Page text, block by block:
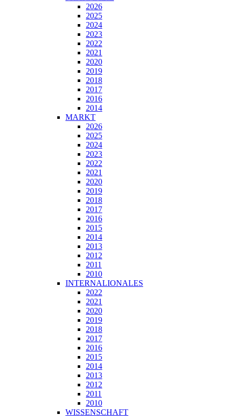
2026
2025
2024
2023
2022
2021
2020
2019
2018
2017
2016
2014
MARKT
2026
2025
2024
2023
2022
2021
2020
2019
2018
2017
2016
2015
2014
2013
2012
2011
2010
INTERNALIONALES
2022
2021
2020
2019
2018
2017
2016
2015
2014
2013
2012
2011
2010
WISSENSCHAFT